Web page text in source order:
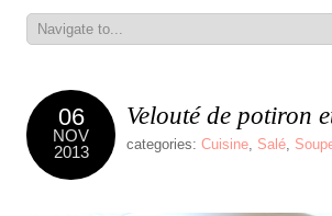
06
NOV
2013
Velouté de potiron
categories: Cuisine, Salé,